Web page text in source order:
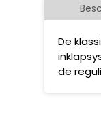
De
de